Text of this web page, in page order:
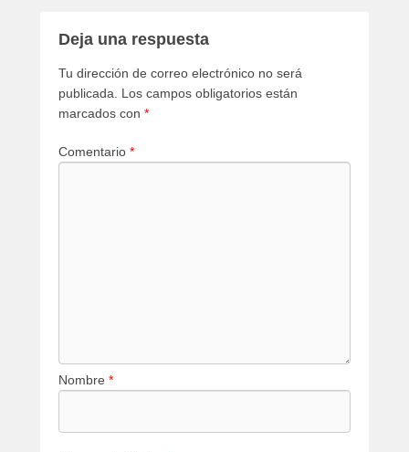
Deja una respuesta
Tu dirección de correo electrónico no será
publicada.
Los campos obligatorios están
marcados con *
Comentario *
Nombre *